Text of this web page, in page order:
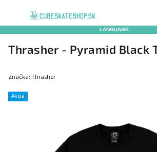
LANGUAGE:
Thrasher - Pyramid Black
Akcia
Značka:Thrasher